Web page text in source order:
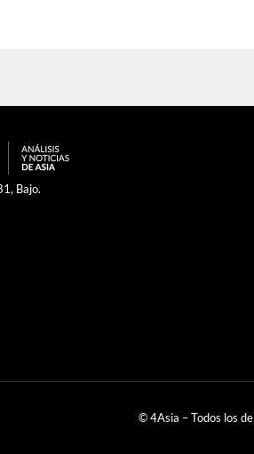
Bajo.
© 4Asia – Todos los